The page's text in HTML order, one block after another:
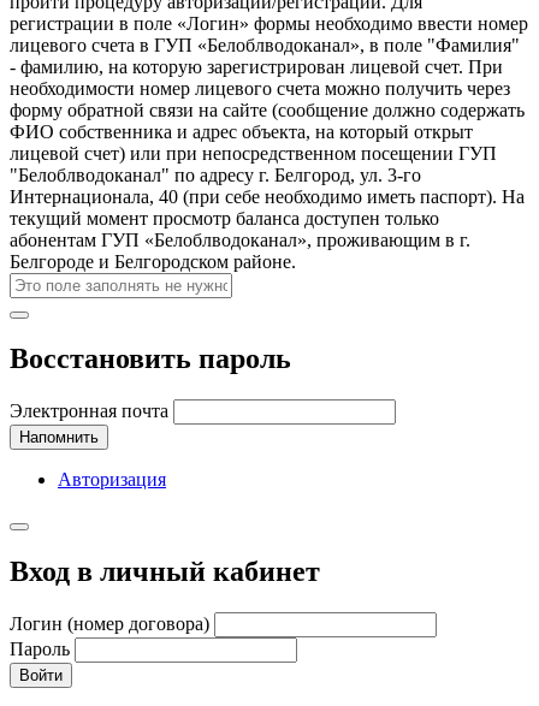
регистрации в поле «Логин» формы необходимо ввести номер
лицевого счета в ГУП «Белоблводоканал», в поле "Фамилия"
- фамилию, на которую зарегистрирован лицевой счет. При
необходимости номер лицевого счета можно получить через
форму обратной связи на сайте (сообщение должно содержать
ФИО собственника и адрес объекта, на который открыт
лицевой счет) или при непосредственном посещении ГУП
"Белоблводоканал" по адресу г. Белгород, ул. 3-го
Интернационала, 40 (при себе необходимо иметь паспорт). На
текущий момент просмотр баланса доступен только
абонентам ГУП «Белоблводоканал», проживающим в г.
Белгороде и Белгородском районе.
Восстановить пароль
Электронная почта
Напомнить
Авторизация
Вход в личный кабинет
Логин (номер договора)
Пароль
Войти